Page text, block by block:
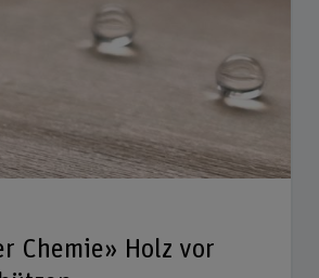
Chemie» Holz vor